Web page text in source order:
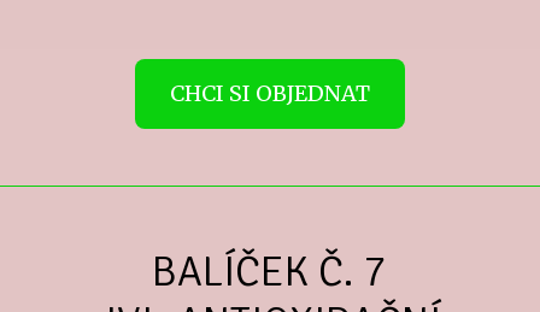
CHCI SI OBJEDNAT
BALÍČEK Č. 7